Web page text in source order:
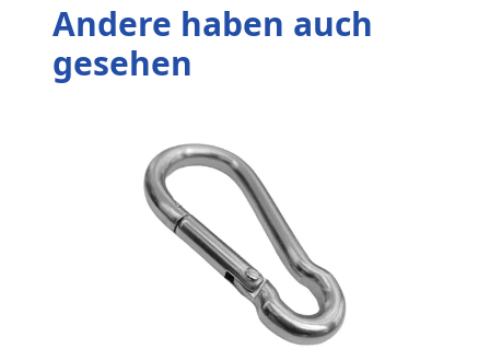
Andere haben auch
gesehen